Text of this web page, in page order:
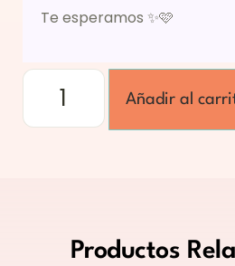
Te esperamos ✨🩷
Añadir al
Productos